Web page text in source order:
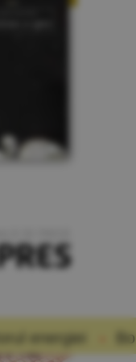
Bolojan a cerut